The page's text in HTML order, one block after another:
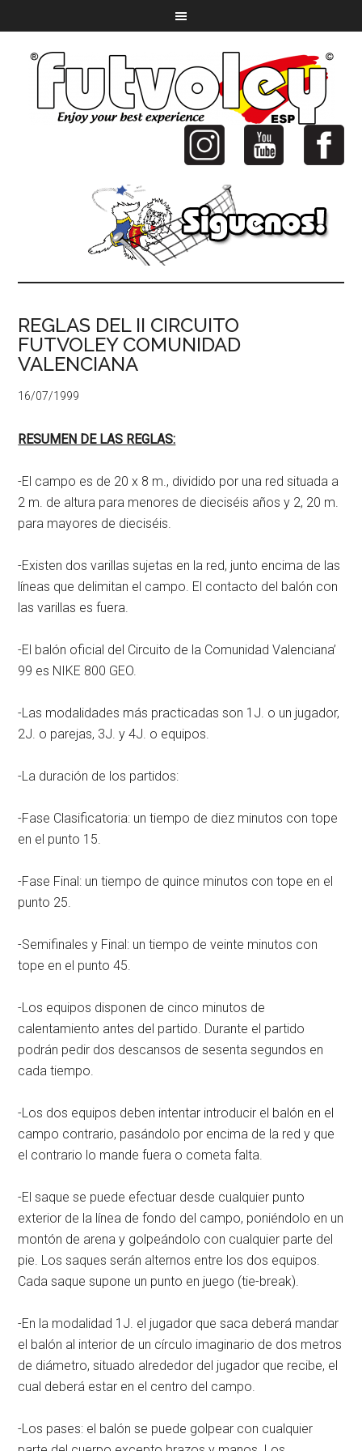
REGLAS DEL II CIRCUITO
FUTVOLEY COMUNIDAD
VALENCIANA
16/07/1999
RESUMEN DE LAS REGLAS:
-El campo es de 20 x 8 m., dividido por una red situada a
2 m. de altura para menores de dieciséis años y 2, 20 m.
para mayores de dieciséis.
-Existen dos varillas sujetas en la red, junto encima de las
líneas que delimitan el campo. El contacto del balón con
las varillas es fuera.
-El balón oficial del Circuito de la Comunidad Valenciana’
99 es NIKE 800 GEO.
-Las modalidades más practicadas son 1J. o un jugador,
2J. o parejas, 3J. y 4J. o equipos.
-La duración de los partidos:
-Fase Clasificatoria: un tiempo de diez minutos con tope
en el punto 15.
-Fase Final: un tiempo de quince minutos con tope en el
punto 25.
-Semifinales y Final: un tiempo de veinte minutos con
tope en el punto 45.
-Los equipos disponen de cinco minutos de
calentamiento antes del partido. Durante el partido
podrán pedir dos descansos de sesenta segundos en
cada tiempo.
-Los dos equipos deben intentar introducir el balón en el
campo contrario, pasándolo por encima de la red y que
el contrario lo mande fuera o cometa falta.
-El saque se puede efectuar desde cualquier punto
exterior de la línea de fondo del campo, poniéndolo en un
montón de arena y golpeándolo con cualquier parte del
pie. Los saques serán alternos entre los dos equipos.
Cada saque supone un punto en juego (tie-break).
-En la modalidad 1J. el jugador que saca deberá mandar
el balón al interior de un círculo imaginario de dos metros
de diámetro, situado alrededor del jugador que recibe, el
cual deberá estar en el centro del campo.
-Los pases: el balón se puede golpear con cualquier